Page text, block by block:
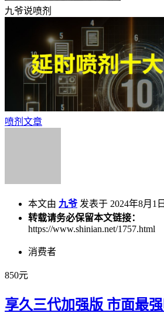
九爷说喷剂
喷剂文章
本文由 九爷发表于 2024年8月1
转载请务必保留本文链接：
https://www.shinian.net/1757.html
消费者
850元
享久三代加强版 市面最强